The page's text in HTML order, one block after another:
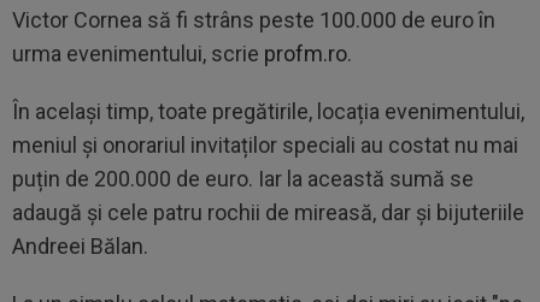
Victor Cornea să fi strâns peste 100.000 de euro în
urma evenimentului, scrie profm.ro.
În același timp, toate pregătirile, locația evenimentului,
meniul și onorariul invitaților speciali au costat nu mai
puțin de 200.000 de euro. Iar la această sumă se
adaugă și cele patru rochii de mireasă, dar și bijuteriile
Andreei Bălan.